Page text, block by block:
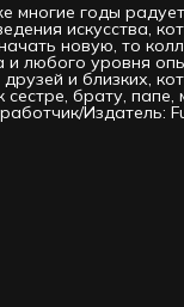
годы
искусства,
новую, то
любого уровня
и близких,
сестре, брату,
Издатель: